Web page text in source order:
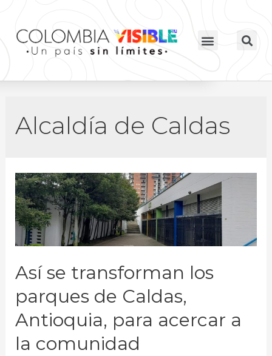
Alcaldía de Caldas
Así se transforman los
parques de Caldas,
Antioquia, para acercar a
la comunidad